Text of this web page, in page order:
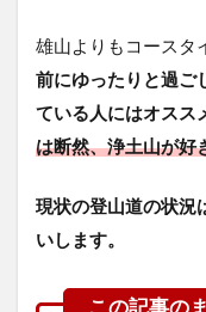
雄山よりもコースタ
前にゆったりと過ご
ている人にはオスス
は断然、浄土山が好
現状の登山道の状況
いします。